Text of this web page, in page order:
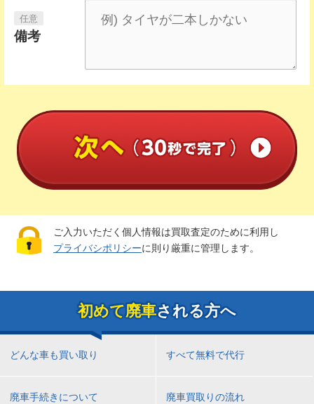
備考
ご入力いただく個人情報は買取査定のために利用し
プライバシポリシーに則り厳重に管理します。
初めて廃車される方へ
どんな車も買い取り すべて無料で代行
廃車手続きについて 廃車買取りの流れ